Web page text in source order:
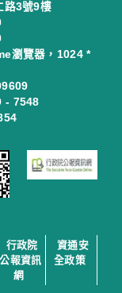
路3號9樓
瀏覽器，1024 *
- 7548
行政院
公報資訊
網
資通安
全政策